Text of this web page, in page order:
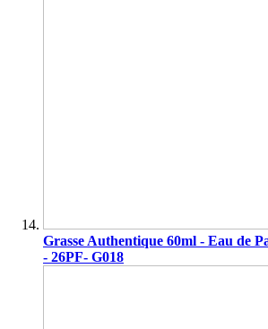
Grasse Authentique 60ml - Eau de
- 26PF- G018